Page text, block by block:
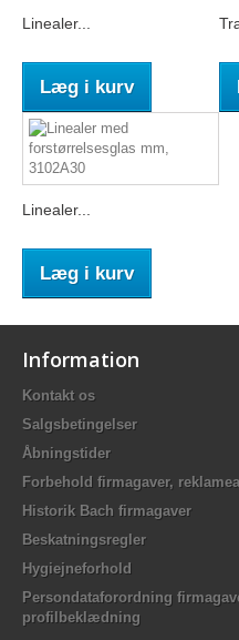
Linealer...
Læg i kurv
Linealer...
Læg i kurv
Information
Kontakt os
Salgsbetingelser
Åbningstider
Forbehold firmagaver,
Historik Bach firmagaver
Beskatningsregler
Hygiejneforhold
Persondataforordning
profilbeklædning